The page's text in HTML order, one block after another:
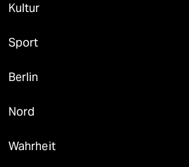
Kultur
Sport
Berlin
Nord
Wahrheit